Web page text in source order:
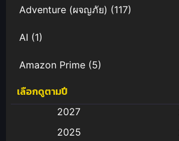
Adventure (ผจญภัย) (117)
AI (1)
Amazon Prime (5)
Anal (ประตูหลัง)
เลือกดูตามปี
2027
2025